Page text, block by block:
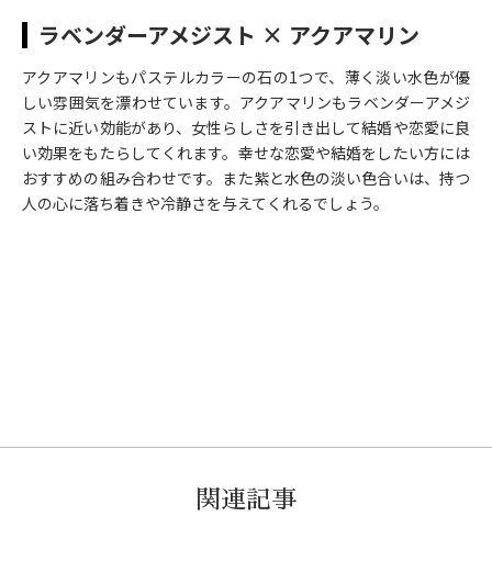
ラベンダーアメジスト × アクアマリン
アクアマリンもパステルカラーの石の1つで、薄く淡い水色が優
しい雰囲気を漂わせています。アクアマリンもラベンダーアメジ
ストに近い効能があり、女性らしさを引き出して結婚や恋愛に良
い効果をもたらしてくれます。幸せな恋愛や結婚をしたい方には
おすすめの組み合わせです。また紫と水色の淡い色合いは、持つ
人の心に落ち着きや冷静さを与えてくれるでしょう。
関連記事